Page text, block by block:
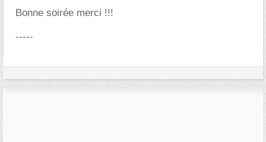
Bonne soirée merci !!!
-----